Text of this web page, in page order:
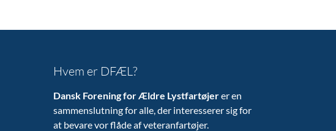
Hvem er DFÆL?
Dansk Forening for Ældre Lystfartøjerer en
sammenslutning for alle, der interesserer sig for
at bevare vor flåde af veteranfartøjer.